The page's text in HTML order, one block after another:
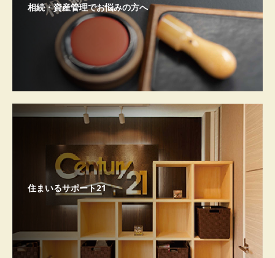
相続・資産管理でお悩みの方へ
住まいるサポート21